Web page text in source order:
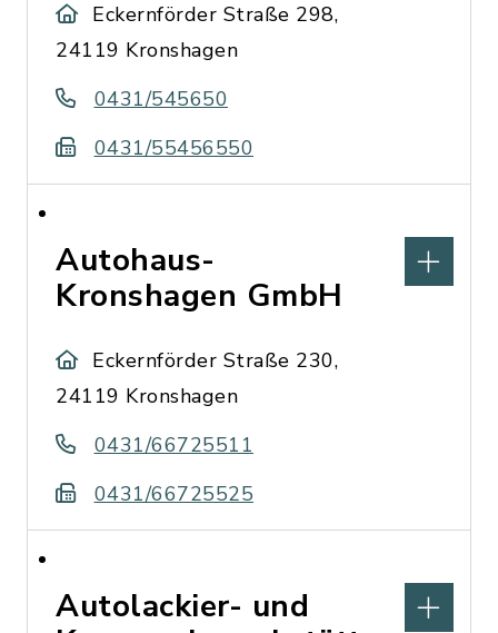
Eckernförder Straße 298,
24119 Kronshagen
0431/545650
0431/55456550
Autohaus-
Kronshagen GmbH
Eckernförder Straße 230,
24119 Kronshagen
0431/66725511
0431/66725525
Autolackier- und